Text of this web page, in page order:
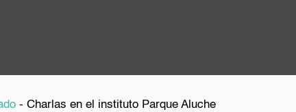
- Charlas en el instituto Parque Aluche